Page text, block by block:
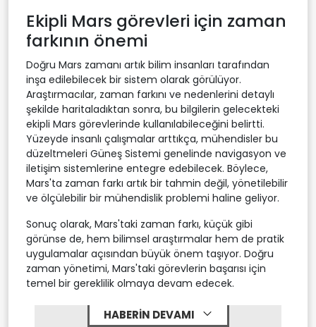
Ekipli Mars görevleri için zaman
farkının önemi
Doğru Mars zamanı artık bilim insanları tarafından
inşa edilebilecek bir sistem olarak görülüyor.
Araştırmacılar, zaman farkını ve nedenlerini detaylı
şekilde haritaladıktan sonra, bu bilgilerin gelecekteki
ekipli Mars görevlerinde kullanılabileceğini belirtti.
Yüzeyde insanlı çalışmalar arttıkça, mühendisler bu
düzeltmeleri Güneş Sistemi genelinde navigasyon ve
iletişim sistemlerine entegre edebilecek. Böylece,
Mars'ta zaman farkı artık bir tahmin değil, yönetilebilir
ve ölçülebilir bir mühendislik problemi haline geliyor.
Sonuç olarak, Mars'taki zaman farkı, küçük gibi
görünse de, hem bilimsel araştırmalar hem de pratik
uygulamalar açısından büyük önem taşıyor. Doğru
zaman yönetimi, Mars'taki görevlerin başarısı için
temel bir gereklilik olmaya devam edecek.
HABERİN DEVAMI